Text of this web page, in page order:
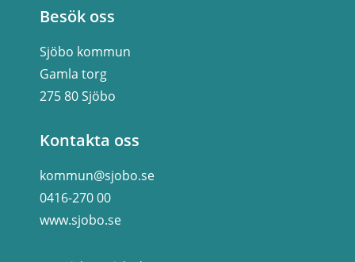
Besök oss
Sjöbo kommun
Gamla torg
275 80 Sjöbo
Kontakta oss
kommun@sjobo.se
0416-270 00
www.sjobo.se